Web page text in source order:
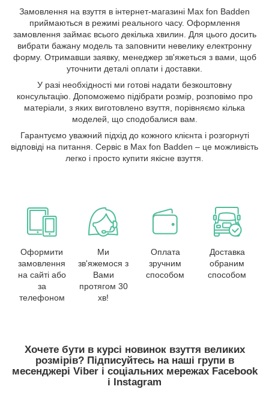
Замовлення на взуття в інтернет-магазині Max fon Badden
приймаються в режимі реального часу. Оформлення
замовлення займає всього декілька хвилин. Для цього досить
вибрати бажану модель та заповнити невелику електронну
форму. Отримавши заявку, менеджер зв'яжеться з вами, щоб
уточнити деталі оплати і доставки.
У разі необхідності ми готові надати безкоштовну
консультацію. Допоможемо підібрати розмір, розповімо про
матеріали, з яких виготовлено взуття, порівняємо кілька
моделей, що сподобалися вам.
Гарантуємо уважний підхід до кожного клієнта і розгорнуті
відповіді на питання. Сервіс в Max fon Badden – це можливість
легко і просто купити якісне взуття.
Оформити
замовлення
на сайті або
за
телефоном
Ми
зв'яжемося з
Вами
протягом 30
хв!
Оплата
зручним
способом
Доставка
обраним
способом
Хочете бути в курсі новинок взуття великих
розмірів? Підписуйтесь на наші групи в
месенджері Viber і соціальних мережах Facebook
і Instagram